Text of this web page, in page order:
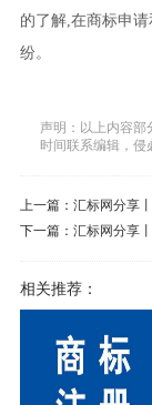
的了解,在商标申
纷。
声明：以上内容部
时间联系编辑，侵
上一篇： 汇标网分享
下一篇： 汇标网分享
相关推荐：